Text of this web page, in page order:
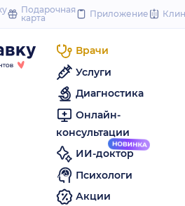
to
Закрыть
Подарочная
карта
Приложение
Врачи
Услуги
Диагностика
Онлайн-
консультации
ИИ-доктор
Психологи
Акции